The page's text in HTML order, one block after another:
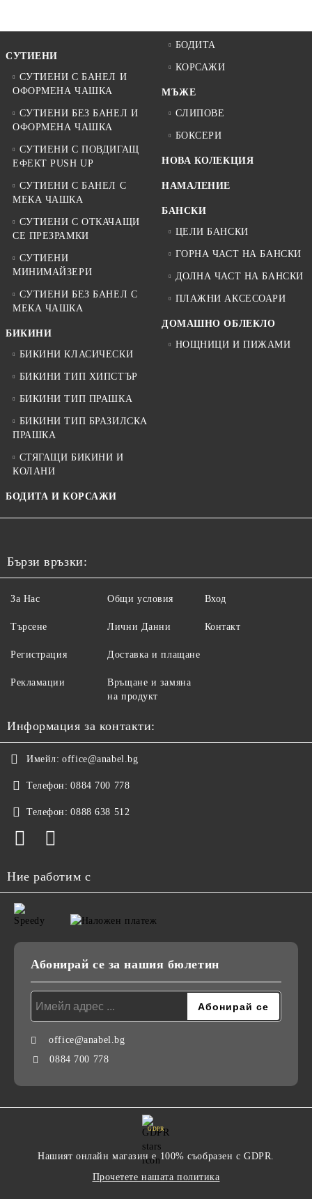
СУТИЕНИ
СУТИЕНИ С БАНЕЛ И
ОФОРМЕНА ЧАШКА
СУТИЕНИ БЕЗ БАНЕЛ И
ОФОРМЕНА ЧАШКА
СУТИЕНИ С ПОВДИГАЩ
ЕФЕКТ PUSH UP
СУТИЕНИ С БАНЕЛ С
МЕКА ЧАШКА
СУТИЕНИ С ОТКАЧАЩИ
СЕ ПРЕЗРАМКИ
СУТИЕНИ
МИНИМАЙЗЕРИ
СУТИЕНИ БЕЗ БАНЕЛ С
МЕКА ЧАШКА
БИКИНИ
БИКИНИ КЛАСИЧЕСКИ
БИКИНИ ТИП ХИПСТЪР
БИКИНИ ТИП ПРАШКА
БИКИНИ ТИП БРАЗИЛСКА
ПРАШКА
СТЯГАЩИ БИКИНИ И
КОЛАНИ
БОДИТА И КОРСАЖИ
БОДИТА
КОРСАЖИ
МЪЖЕ
СЛИПОВЕ
БОКСЕРИ
НОВА КОЛЕКЦИЯ
НАМАЛЕНИЕ
БАНСКИ
ЦЕЛИ БАНСКИ
ГОРНА ЧАСТ НА БАНСКИ
ДОЛНА ЧАСТ НА БАНСКИ
ПЛАЖНИ АКСЕСОАРИ
ДОМАШНО ОБЛЕКЛО
НОЩНИЦИ И ПИЖАМИ
Бързи връзки:
За Нас
Търсене
Регистрация
Рекламации
Общи условия
Лични Данни
Доставка и плащане
Връщане и замяна
на продукт
Вход
Контакт
Информация за контакти:
Имейл: office@anabel.bg
Телефон: 0884 700 778
Телефон: 0888 638 512
Ние работим с
Абонирай се за нашия бюлетин
office@anabel.bg
0884 700 778
GDPR
Нашият онлайн магазин е 100% съобразен с GDPR.
Прочетете нашата политика